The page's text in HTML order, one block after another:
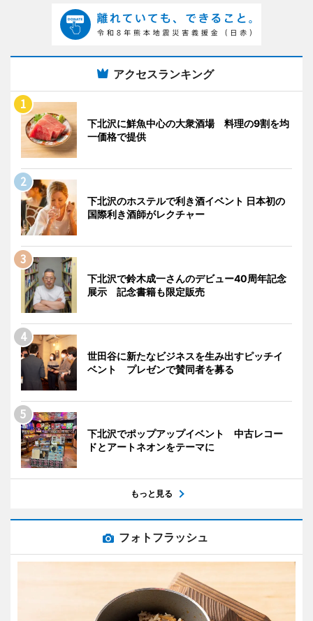
アクセスランキング
下北沢に鮮魚中心の大衆酒場 料理の9割を均
一価格で提供
下北沢のホステルで利き酒イベント 日本初の
国際利き酒師がレクチャー
下北沢で鈴木成一さんのデビュー40周年記念
展示 記念書籍も限定販売
世田谷に新たなビジネスを生み出すピッチイ
ベント プレゼンで賛同者を募る
下北沢でポップアップイベント 中古レコー
ドとアートネオンをテーマに
もっと見る
フォトフラッシュ